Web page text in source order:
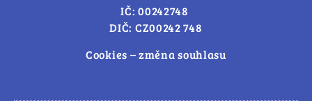
IČ: 00242748
DIČ: CZ00242 748
Cookies – změna souhlasu